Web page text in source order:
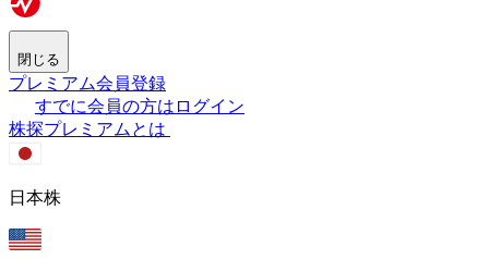
閉じる
プレミアム会員登録
すでに会員の方はログイン
株探プレミアムとは
日本株